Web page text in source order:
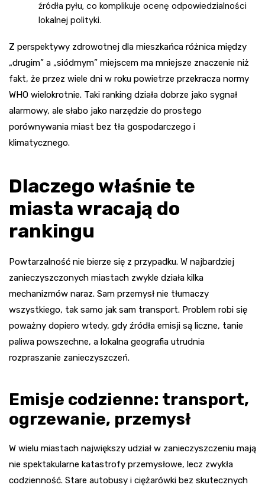
źródła pyłu, co komplikuje ocenę odpowiedzialności
lokalnej polityki.
Z perspektywy zdrowotnej dla mieszkańca różnica między
„drugim” a „siódmym” miejscem ma mniejsze znaczenie niż
fakt, że przez wiele dni w roku powietrze przekracza normy
WHO wielokrotnie. Taki ranking działa dobrze jako sygnał
alarmowy, ale słabo jako narzędzie do prostego
porównywania miast bez tła gospodarczego i
klimatycznego.
Dlaczego właśnie te
miasta wracają do
rankingu
Powtarzalność nie bierze się z przypadku. W najbardziej
zanieczyszczonych miastach zwykle działa kilka
mechanizmów naraz. Sam przemysł nie tłumaczy
wszystkiego, tak samo jak sam transport. Problem robi się
poważny dopiero wtedy, gdy źródła emisji są liczne, tanie
paliwa powszechne, a lokalna geografia utrudnia
rozpraszanie zanieczyszczeń.
Emisje codzienne: transport,
ogrzewanie, przemysł
W wielu miastach największy udział w zanieczyszczeniu mają
nie spektakularne katastrofy przemysłowe, lecz zwykła
codzienność. Stare autobusy i ciężarówki bez skutecznych